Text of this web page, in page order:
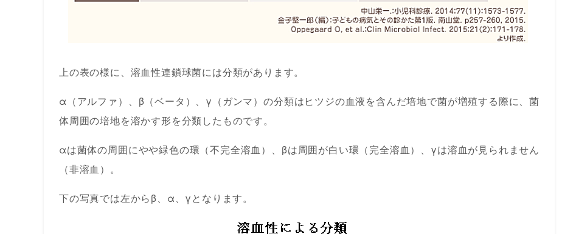
上の表の様に、溶血性連鎖球菌には分類があります。
α（アルファ）、β（ベータ）、γ（ガンマ）の分類はヒツジの血液を含んだ培地で菌が増殖する際に、菌
体周囲の培地を溶かす形を分類したものです。
αは菌体の周囲にやや緑色の環（不完全溶血）、βは周囲が白い環（完全溶血）、γは溶血が見られません
（非溶血）。
下の写真では左からβ、α、γとなります。